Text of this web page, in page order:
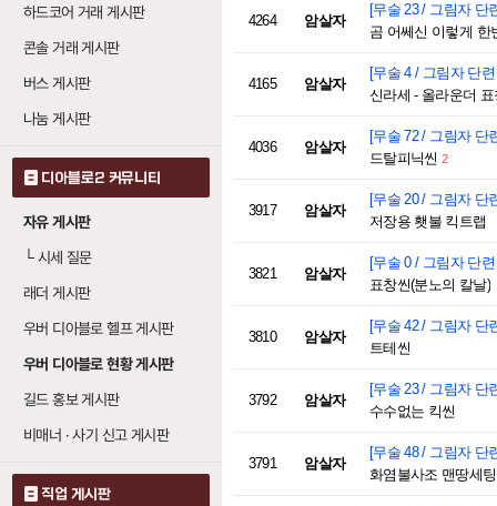
하드코어 거래 게시판
콘솔 거래 게시판
버스 게시판
나눔 게시판
디아블로2 커뮤니티
자유 게시판
└시세 질문
래더 게시판
우버 디아블로 헬프 게시판
우버 디아블로 현황 게시판
길드 홍보 게시판
비매너 · 사기 신고 게시판
직업 게시판
4264 암살자
[무술 23 / 그림자 단
곰 어쎄신 이렇게 한
4165 암살자
[무술 4 / 그림자 단
신라세 - 올라운더
4036 암살자
[무술 72 / 그림자 단
드탈피닉씬 2
3917 암살자
[무술 20 / 그림자 단
저장용 횃불 킥트랩
3821 암살자
[무술 0 / 그림자 단
표창씬(분노의 칼날)
3810 암살자
[무술 42 / 그림자 단
트테씬
3792 암살자
[무술 23 / 그림자 단
수수없는 킥씬
3791 암살자
[무술 48 / 그림자 단
화염불사조 맨땅세팅